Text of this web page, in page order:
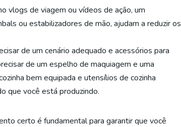
vlogs de viagem ou vídeos de ação, um
ou estabilizadores de mão, ajudam a reduzir os
de um cenário adequado e acessórios para
de um espelho de maquiagem e uma
bem equipada e utensílios de cozinha
que você está produzindo.
certo é fundamental para garantir que você